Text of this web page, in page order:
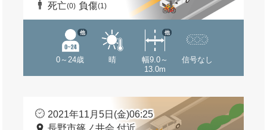
死亡(0) 負傷(1)
0～24歳
他
晴
幅9.0～
13.0m
他
信号なし
2021年11月5日(金)06:25
長野市篠ノ井会 付近